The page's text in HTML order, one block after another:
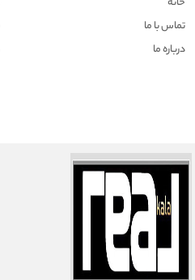
تماس با ما
درباره ما